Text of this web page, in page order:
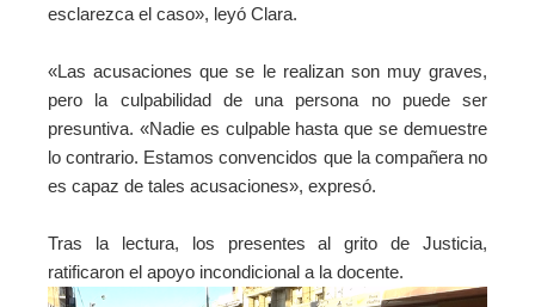
esclarezca el caso», leyó Clara.
«Las acusaciones que se le realizan son muy graves,
pero la culpabilidad de una persona no puede ser
presuntiva. «Nadie es culpable hasta que se demuestre
lo contrario. Estamos convencidos que la compañera no
es capaz de tales acusaciones», expresó.
Tras la lectura, los presentes al grito de Justicia,
ratificaron el apoyo incondicional a la docente.